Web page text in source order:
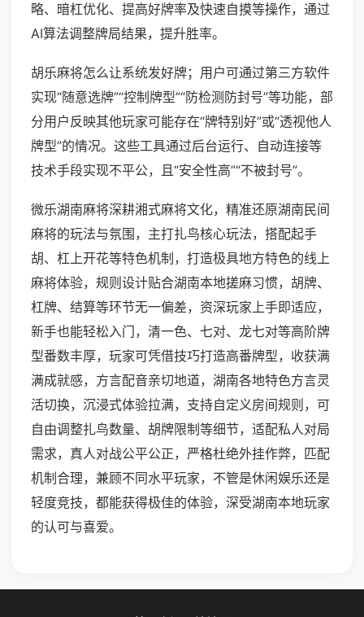
略、暗杠优化、提高好牌率及快速自摸等操作，通过
AI算法调整牌局结果，提升胜率。
胡乐麻将怎么让系统发好牌；用户可通过第三方软件
实现“随意选牌”“控制牌型”“防检测防封号”等功能，部
分用户反映其他玩家可能存在“牌特别好”或“透视他人
牌型”的情况。这些工具通过后台运行、自动连接等
技术手段实现不平公，且“安全性高”“不被封号”。
微乐湖南麻将深耕湘式麻将文化，精准还原湖南民间
麻将的玩法与氛围，主打扎鸟核心玩法，搭配起手
胡、杠上开花等特色机制，打造极具地方特色的线上
麻将体验，规则设计贴合湖南本地搓麻习惯，胡牌、
杠牌、结算等环节无一偏差，资深玩家上手即适应，
新手也能轻松入门，清一色、七对、龙七对等高阶牌
型番数丰厚，玩家可凭借技巧打造高番牌型，收获满
满成就感，方言配音亲切地道，湖南各地特色方言灵
活切换，沉浸式体验拉满，支持自定义房间规则，可
自由调整扎鸟数量、胡牌限制等细节，适配私人对局
需求，真人对战公平公正，严格杜绝外挂作弊，匹配
机制合理，兼顾不同水平玩家，不管是休闲娱乐还是
轻度竞技，都能获得极佳的体验，深受湖南本地玩家
的认可与喜爱。